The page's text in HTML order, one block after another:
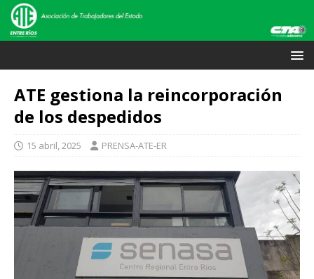
ATE gestiona la reincorporación
de los despedidos
15 abril, 2025 PRENSA-ATE-ER